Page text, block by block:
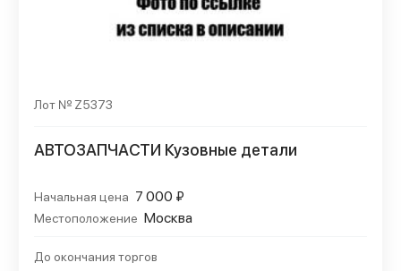
Лот № Z5373
АВТОЗАПЧАСТИ Кузовные детали
Начальная цена 7 000 ₽
Местоположение Москва
До окончания торгов